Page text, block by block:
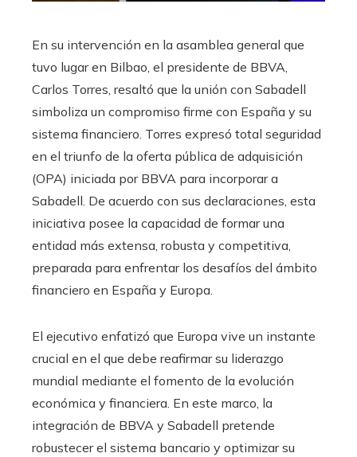
En su intervención en la asamblea general que
tuvo lugar en Bilbao, el presidente de BBVA,
Carlos Torres, resaltó que la unión con Sabadell
simboliza un compromiso firme con España y su
sistema financiero. Torres expresó total seguridad
en el triunfo de la oferta pública de adquisición
(OPA) iniciada por BBVA para incorporar a
Sabadell. De acuerdo con sus declaraciones, esta
iniciativa posee la capacidad de formar una
entidad más extensa, robusta y competitiva,
preparada para enfrentar los desafíos del ámbito
financiero en España y Europa.
El ejecutivo enfatizó que Europa vive un instante
crucial en el que debe reafirmar su liderazgo
mundial mediante el fomento de la evolución
económica y financiera. En este marco, la
integración de BBVA y Sabadell pretende
robustecer el sistema bancario y optimizar su